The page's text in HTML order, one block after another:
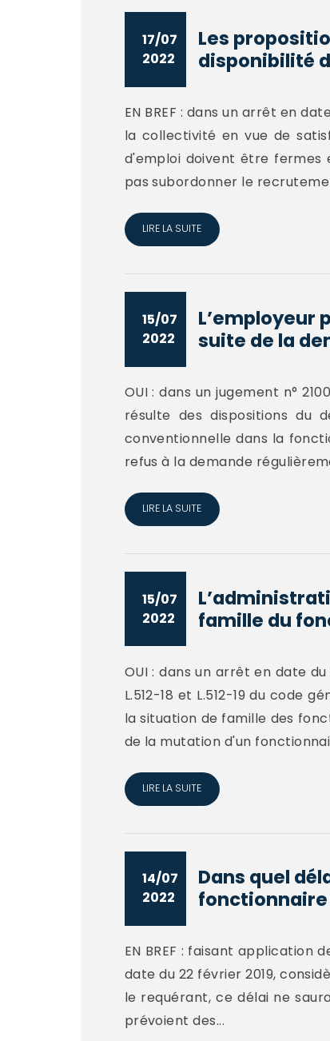
17/07
2022
Les
disponibilité
EN BREF : dans un arrêt en
la collectivité en vue de
d'emploi doivent être
pas subordonner le
LIRE LA SUITE
15/07
2022
suite de la
OUI : dans un jugement n°
résulte des dispositions du
conventionnelle dans la
refus à la demande
LIRE LA SUITE
15/07
2022
famille du
OUI : dans un arrêt en date
L.512-18 et L.512-19 du code
la situation de famille des
de la mutation d'un
LIRE LA SUITE
14/07
2022
Dans quel
EN BREF : faisant application
date du 22 février 2019,
le requérant, ce délai ne
prévoient des...